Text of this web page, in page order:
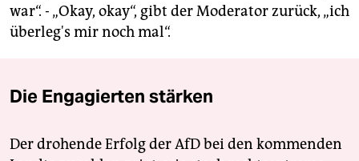
war“. - „Okay, okay“, gibt der Moderator zurück, „ich
überleg's mir noch mal“.
Die Engagierten stärken
Der drohende Erfolg der AfD bei den kommenden